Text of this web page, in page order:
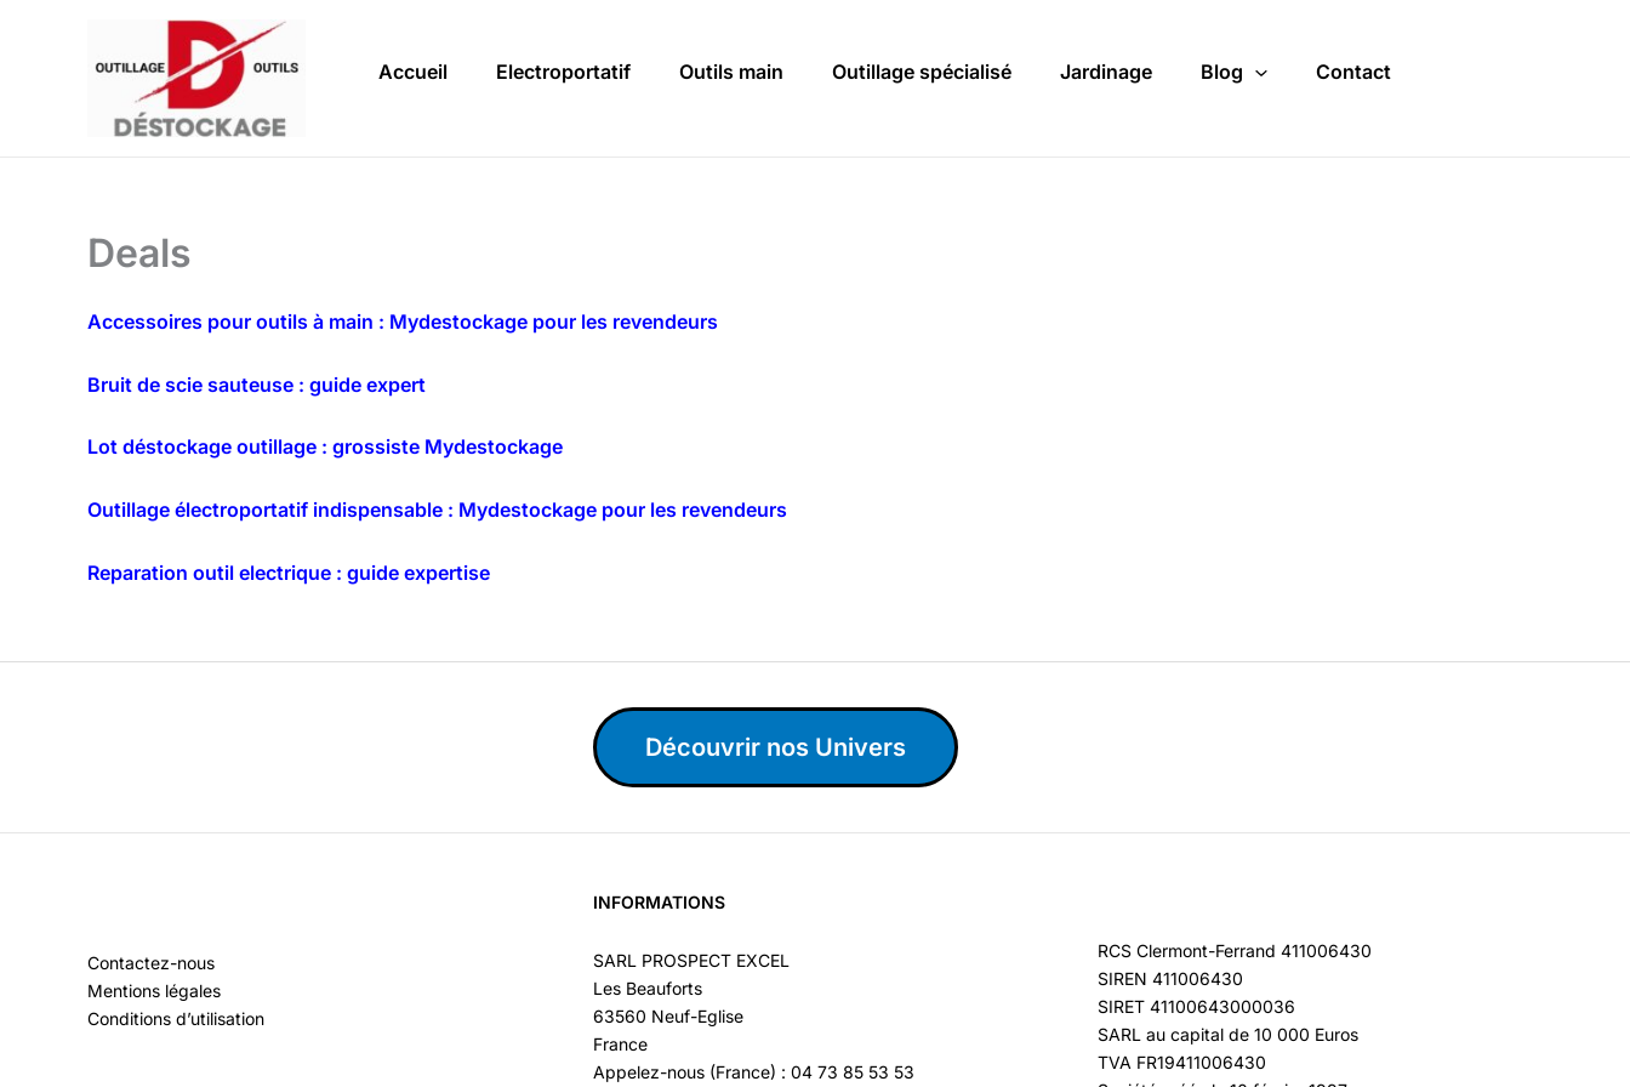
Accueil Electroportatif Outils main Outillage spécialisé Jardinage Blog Contact
Deals
Accessoires pour outils à main : Mydestockage pour les revendeurs
Bruit de scie sauteuse : guide expert
Lot déstockage outillage : grossiste Mydestockage
Outillage électroportatif indispensable : Mydestockage pour les revendeurs
Reparation outil electrique : guide expertise
Découvrir nos Univers
Contactez-nous
Mentions légales
Conditions d’utilisation
INFORMATIONS
SARL PROSPECT EXCEL
Les Beauforts
63560 Neuf-Eglise
France
Appelez-nous (France) : 04 73 85 53 53
RCS Clermont-Ferrand 411006430
SIREN 411006430
SIRET 41100643000036
SARL au capital de 10 000 Euros
TVA FR19411006430